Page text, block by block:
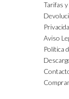
Tarifas
Aviso
Política